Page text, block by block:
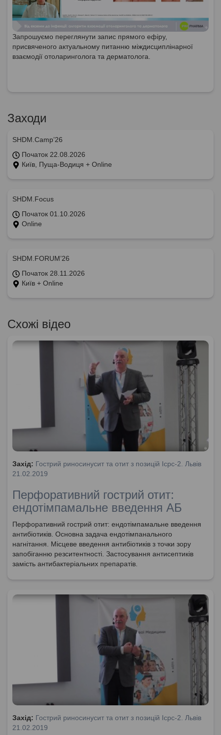
Запрошуємо переглянути запис прямого ефіру,
присвяченого актуальному питанню міждисциплінарної
взаємодії отоларинголога та дерматолога.
Заходи
SHDM.Camp’26
Початок 22.08.2026
Київ, Пуща-Водиця + Online
SHDM.Focus
Початок 01.10.2026
Online
SHDM.FORUM’26
Початок 28.11.2026
Київ + Online
Схожі відео
Захід: Гострий риносинусит та отит з позицій Icpc-2. Львів
21.02.2019
Перфоративний гострий отит:
ендотімпамальне введення АБ
Перфоративний гострий отит: ендотімпамальне введення
антибіотиків. Основна задача ендотімпанального
нагнітання. Місцеве введення антибіотиків з точки зору
запобіганню резситентності. Застосування антисептиків
замість антибактеріальних препаратів.
Захід: Гострий риносинусит та отит з позицій Icpc-2. Львів
21.02.2019